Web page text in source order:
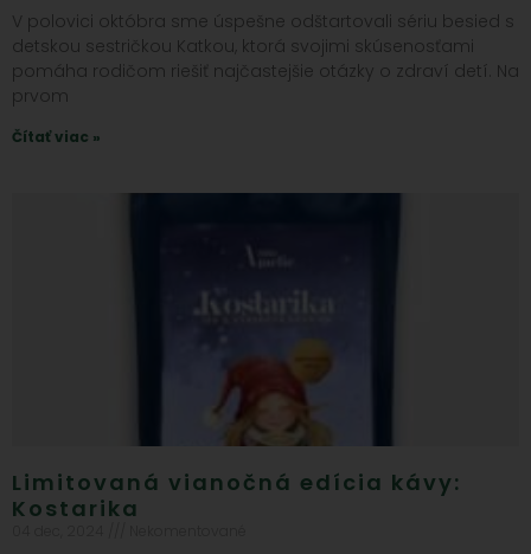
V polovici októbra sme úspešne odštartovali sériu besied s
detskou sestričkou Katkou, ktorá svojimi skúsenosťami
pomáha rodičom riešiť najčastejšie otázky o zdraví detí. Na
prvom
Čítať viac »
Limitovaná vianočná edícia kávy:
Kostarika